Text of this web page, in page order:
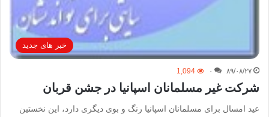
خبر های جدید
۸۹/۰۸/۲۷ ۰ 1,094
شركت غير مسلمانان اسپانيا در جشن قربان
عید امسال برای مسلمانان اسپانیا رنگ و بوی دیگری دارد، این نخستین